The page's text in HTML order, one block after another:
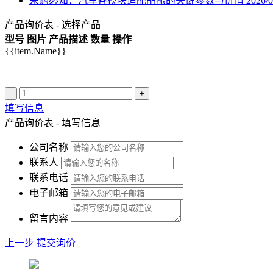
产品询价表 - 选择产品
型号 图片 产品描述 数量 操作
{{item.Name}}
- +
填写信息
产品询价表 - 填写信息
公司名称
联系人
联系电话
电子邮箱
留言内容
上一步 提交询价